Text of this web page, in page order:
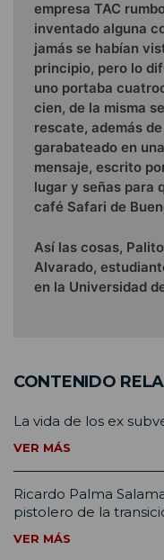
empresa TAC
inventado alguna
jamás se habían
principio, pero lo
uno porta­ba
cien, de la misma
rescate, además
garabateado en
mensaje, escrito
lugar y señas para
café Safari de
Así las cosas,
Alva­rado,
en la Universidad
CONTENIDO
La vida de los ex
VER MÁS
Ricardo Palma
pistolero de la
VER MÁS